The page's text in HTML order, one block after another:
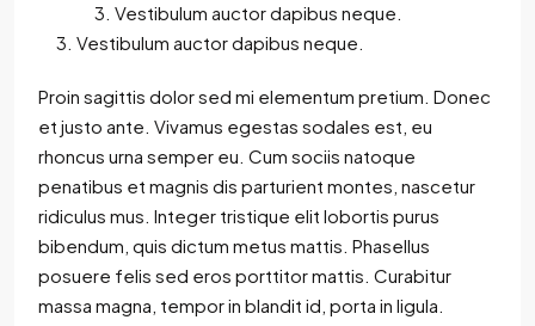
Vestibulum auctor dapibus neque.
Vestibulum auctor dapibus neque.
Proin sagittis dolor sed mi elementum pretium. Donec
et justo ante. Vivamus egestas sodales est, eu
rhoncus urna semper eu. Cum sociis natoque
penatibus et magnis dis parturient montes, nascetur
ridiculus mus. Integer tristique elit lobortis purus
bibendum, quis dictum metus mattis. Phasellus
posuere felis sed eros porttitor mattis. Curabitur
massa magna, tempor in blandit id, porta in ligula.